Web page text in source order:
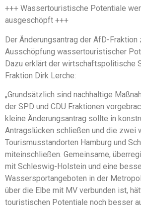
+++ Wassertouristische Potentiale
ausgeschöpft +++
Der Änderungsantrag der AfD-Fraktion
Ausschöpfung wassertouristischer
Dazu erklärt der wirtschaftspolitische
Fraktion Dirk Lerche:
„Grundsätzlich sind nachhaltige
der SPD und CDU Fraktionen
kleine Änderungsantrag sollte in
Antragslücken schließen und die zwei
Tourismusstandorten Hamburg und
miteinschließen. Gemeinsame,
mit Schleswig-Holstein und eine
Wassersportangeboten in der
über die Elbe mit MV verbunden ist,
touristischen Potentiale noch besser